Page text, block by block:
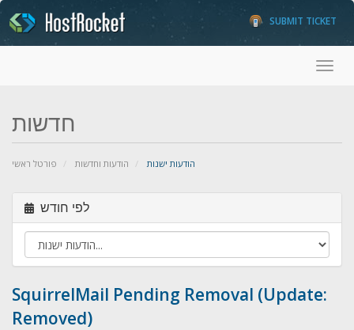
SUBMIT TICKET
חדשות
פורטל ראשי הודעות וחדשות הודעות ישנות
לפי חודש
SquirrelMail Pending Removal (Update:
Removed)